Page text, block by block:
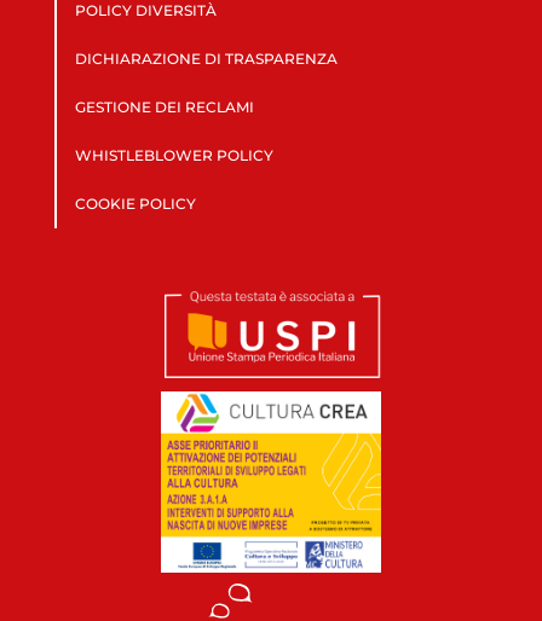
POLICY DIVERSITÀ
DICHIARAZIONE DI TRASPARENZA
GESTIONE DEI RECLAMI
WHISTLEBLOWER POLICY
COOKIE POLICY